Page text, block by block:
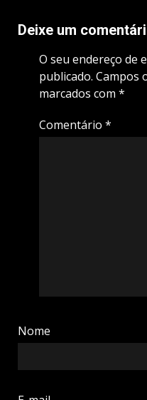
Deixe um
O seu endereço de
publicado. Campos
marcados com *
Comentário *
Nome